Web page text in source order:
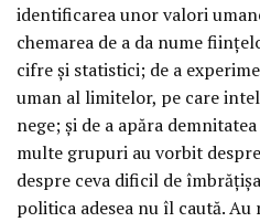
identificarea unor valori
chemarea de a da nume
cifre și statistici; de a
uman al limitelor, pe care
nege; și de a apăra
multe grupuri au vorbit
despre ceva dificil de
politica adesea nu îl caută. Au